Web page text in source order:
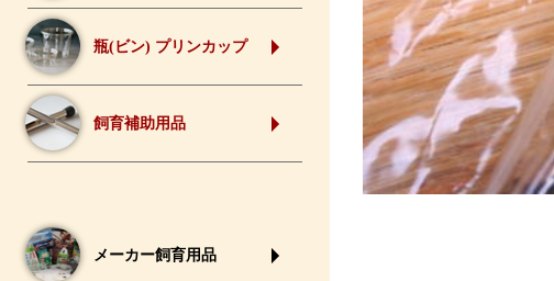
瓶(ビン) プリンカップ
飼育補助用品
メーカー飼育用品